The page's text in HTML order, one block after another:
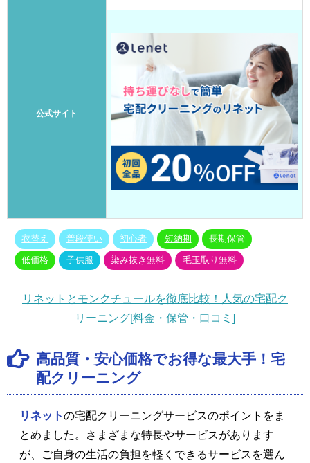
公式サイト
衣替え 普段使い 初心者 短納期 長期保管
低価格 子供服 染み抜き無料 毛玉取り無料
リネットとモンクチュールを徹底比較！人気の宅配ク
リーニング[料金・保管・口コミ]
高品質・安心価格でお得な最大手！宅
配クリーニング
リネットの宅配クリーニングサービスのポイントをま
とめました。さまざまな特長やサービスがあります
が、ご自身の生活の負担を軽くできるサービスを選ん